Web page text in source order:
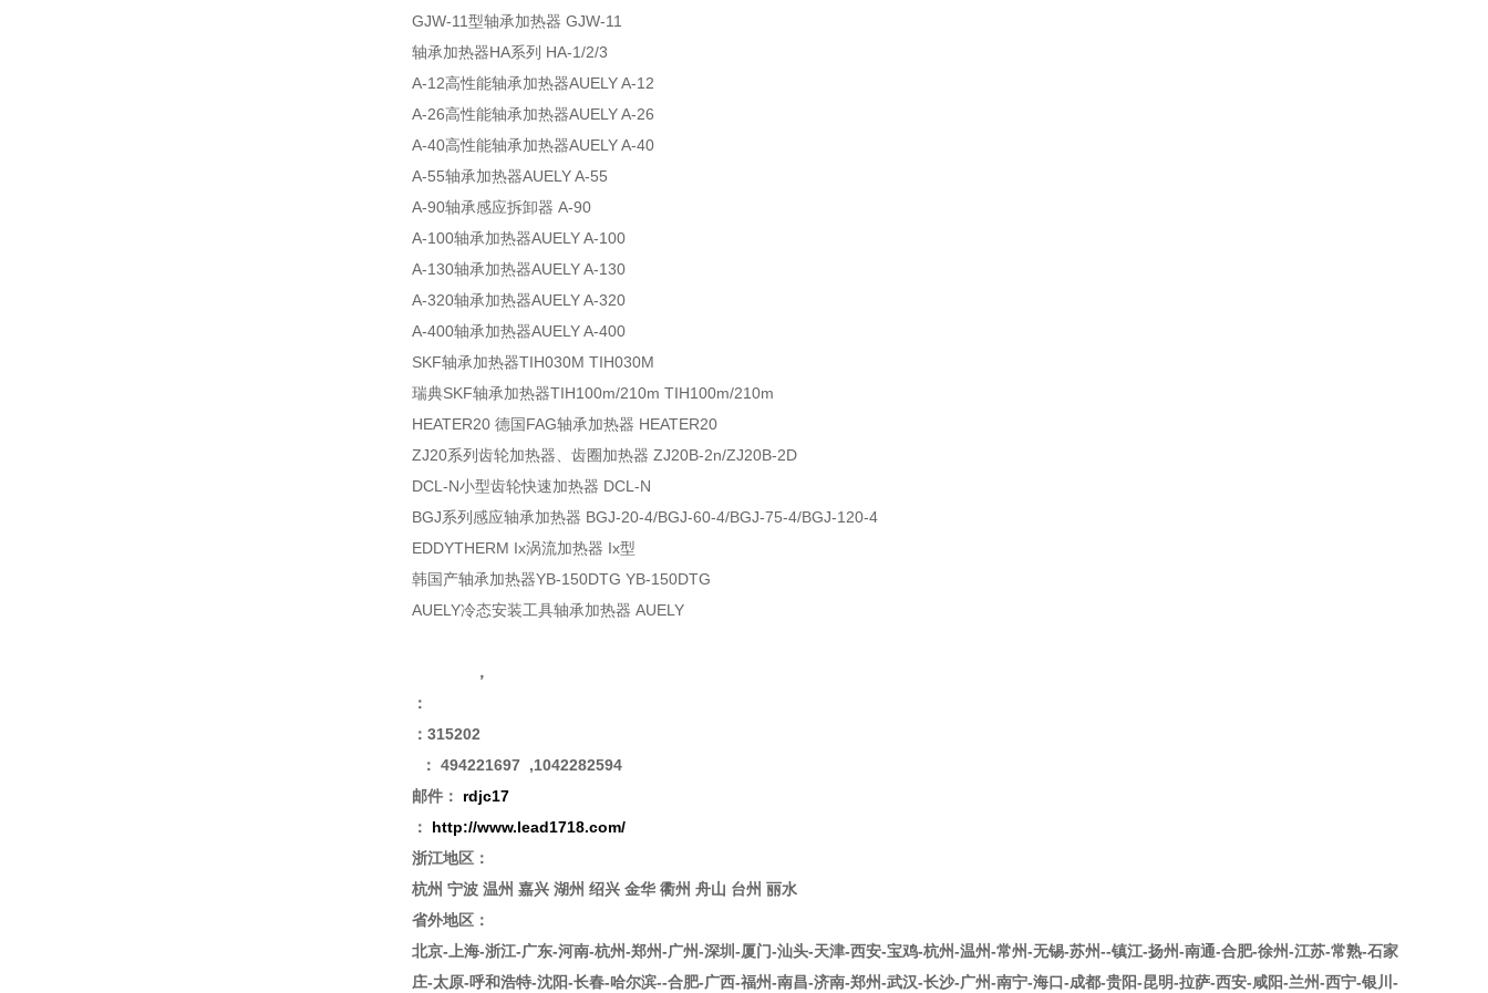
GJW-11型轴承加热器 GJW-11
轴承加热器HA系列 HA-1/2/3
A-12高性能轴承加热器AUELY A-12
A-26高性能轴承加热器AUELY A-26
A-40高性能轴承加热器AUELY A-40
A-55轴承加热器AUELY A-55
A-90轴承感应拆卸器 A-90
A-100轴承加热器AUELY A-100
A-130轴承加热器AUELY A-130
A-320轴承加热器AUELY A-320
A-400轴承加热器AUELY A-400
SKF轴承加热器TIH030M TIH030M
瑞典SKF轴承加热器TIH100m/210m TIH100m/210m
HEATER20 德国FAG轴承加热器 HEATER20
ZJ20系列齿轮加热器、齿圈加热器 ZJ20B-2n/ZJ20B-2D
DCL-N小型齿轮快速加热器 DCL-N
BGJ系列感应轴承加热器 BGJ-20-4/BGJ-60-4/BGJ-75-4/BGJ-120-4
EDDYTHERM Ix涡流加热器 Ix型
韩国产轴承加热器YB-150DTG YB-150DTG
AUELY冷态安装工具轴承加热器 AUELY
，
：
：315202
： 494221697 ,1042282594
邮件： rdjc17
： http://www.lead1718.com/
浙江地区：
杭州 宁波 温州 嘉兴 湖州 绍兴 金华 衢州 舟山 台州 丽水
省外地区：
北京-上海-浙江-广东-河南-杭州-郑州-广州-深圳-厦门-汕头-天津-西安-宝鸡-杭州-温州-常州-无锡-苏州--镇江-扬州-南通-合肥-徐州-江苏-常熟-石家
庄-太原-呼和浩特-沈阳-长春-哈尔滨--合肥-广西-福州-南昌-济南-郑州-武汉-长沙-广州-南宁-海口-成都-贵阳-昆明-拉萨-西安-咸阳-兰州-西宁-银川-